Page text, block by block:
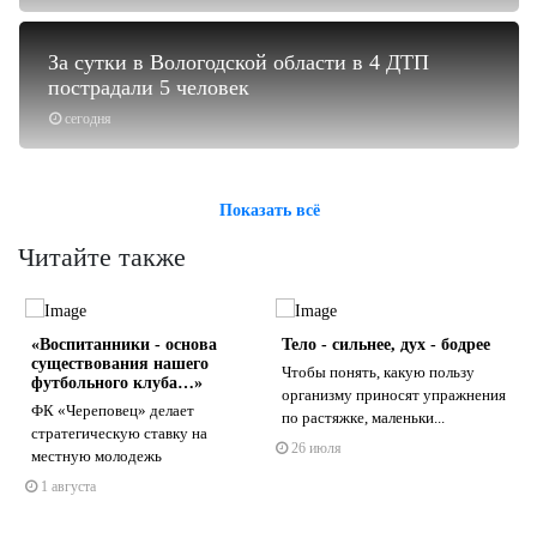
сегодня
За сутки в Вологодской области в 4 ДТП
пострадали 5 человек
Показать всё
Читайте также
«Воспитанники - основа
существования нашего
футбольного клуба…»
ФК «Череповец» делает
стратегическую ставку на
местную молодежь
1 августа
Тело - сильнее, дух - бодрее
Чтобы понять, какую пользу
организму приносят упражнения
по растяжке, маленьки...
26 июля